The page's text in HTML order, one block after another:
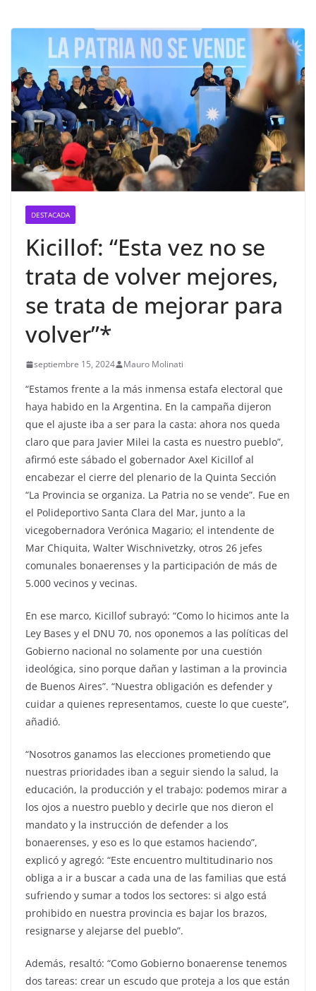
DESTACADA
Kicillof: “Esta vez no se
trata de volver mejores,
se trata de mejorar para
volver”*
septiembre 15, 2024 Mauro Molinati
“Estamos frente a la más inmensa estafa electoral que
haya habido en la Argentina. En la campaña dijeron
que el ajuste iba a ser para la casta: ahora nos queda
claro que para Javier Milei la casta es nuestro pueblo”,
afirmó este sábado el gobernador Axel Kicillof al
encabezar el cierre del plenario de la Quinta Sección
“La Provincia se organiza. La Patria no se vende”. Fue en
el Polideportivo Santa Clara del Mar, junto a la
vicegobernadora Verónica Magario; el intendente de
Mar Chiquita, Walter Wischnivetzky, otros 26 jefes
comunales bonaerenses y la participación de más de
5.000 vecinos y vecinas.
En ese marco, Kicillof subrayó: “Como lo hicimos ante la
Ley Bases y el DNU 70, nos oponemos a las políticas del
Gobierno nacional no solamente por una cuestión
ideológica, sino porque dañan y lastiman a la provincia
de Buenos Aires”. “Nuestra obligación es defender y
cuidar a quienes representamos, cueste lo que cueste”,
añadió.
“Nosotros ganamos las elecciones prometiendo que
nuestras prioridades iban a seguir siendo la salud, la
educación, la producción y el trabajo: podemos mirar a
los ojos a nuestro pueblo y decirle que nos dieron el
mandato y la instrucción de defender a los
bonaerenses, y eso es lo que estamos haciendo”,
explicó y agregó: “Este encuentro multitudinario nos
obliga a ir a buscar a cada una de las familias que está
sufriendo y sumar a todos los sectores: si algo está
prohibido en nuestra provincia es bajar los brazos,
resignarse y alejarse del pueblo”.
Además, resaltó: “Como Gobierno bonaerense tenemos
dos tareas: crear un escudo que proteja a los que están